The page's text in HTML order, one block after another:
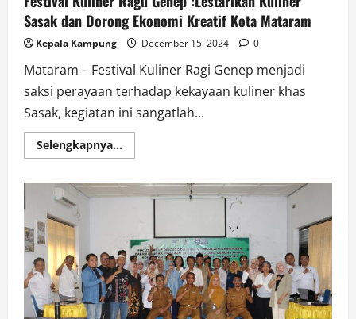
Sasak dan Dorong Ekonomi Kreatif Kota Mataram
Kepala Kampung December 15, 2024 0
Mataram – Festival Kuliner Ragi Genep menjadi
saksi perayaan terhadap kekayaan kuliner khas
Sasak, kegiatan ini sangatlah...
Selengkapnya...
more
Kuliner
Ragu
Sasak
dan
Dorong
Ekonomi
Kreatif
Kota
Mataram